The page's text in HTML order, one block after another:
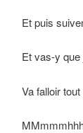
Et puis
Et vas-y
Va falloir